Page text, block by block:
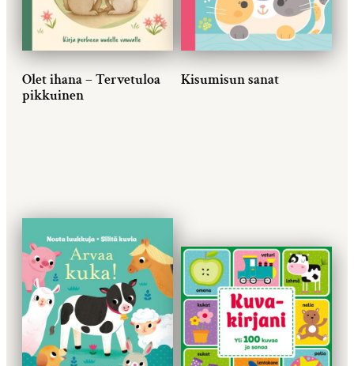
Olet ihana – Tervetuloa
pikkuinen
Kisumisun sanat